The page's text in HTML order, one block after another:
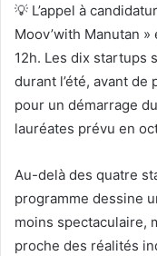
💡 L’appel à
Moov’with Manutan
12h. Les dix startups
durant l’été, avant de
pour un démarrage
lauréates prévu en
Au-delà des quatre
programme dessine
moins spectaculaire,
proche des réalités